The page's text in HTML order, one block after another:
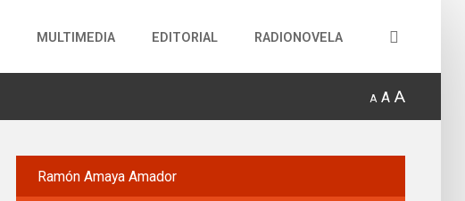
MULTIMEDIA EDITORIAL RADIONOVELA
A A A
RamónAmaya Amador